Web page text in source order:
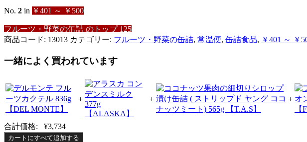
No. 2 in ￥401 ～ ￥500
フルーツ・野菜の缶詰 のトップ 125
商品コード: 13013 カテゴリー: フルーツ・野菜の缶詰, 常温便, 缶詰食品, ￥401 ～ ￥
一緒によく買われています
+ + +
合計価格: ¥3,734
カートにすべて追加する